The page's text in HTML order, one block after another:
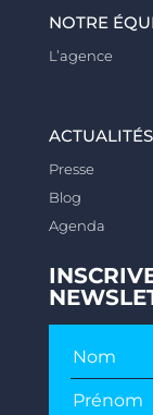
NOTRE
L’agence
ACTUALITÉS
Presse
Blog
Agenda